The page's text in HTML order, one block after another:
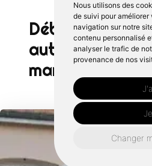
Nous utilisons des
de suivi pour
navigation sur notre
contenu personnalisé
analyser le trafic de
provenance de nos
Changer
autour de
mans :